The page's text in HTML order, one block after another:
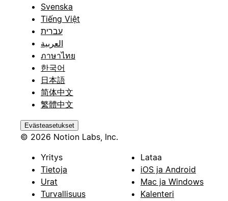
Svenska
Tiếng Việt
עברית
العربية
ภาษาไทย
한국어
日本語
简体中文
繁體中文
Evästeasetukset
© 2026 Notion Labs, Inc.
Yritys
Tietoja
Urat
Turvallisuus
Lataa
iOS ja Android
Mac ja Windows
Kalenteri